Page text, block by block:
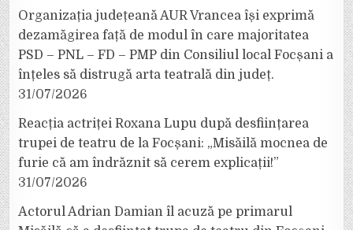
Organizația județeană AUR Vrancea își exprimă
dezamăgirea față de modul în care majoritatea
PSD – PNL – FD – PMP din Consiliul local Focșani a
înțeles să distrugă arta teatrală din județ.
31/07/2026
Reacția actriței Roxana Lupu după desființarea
trupei de teatru de la Focșani: „Misăilă mocnea de
furie că am îndrăznit să cerem explicații!”
31/07/2026
Actorul Adrian Damian îl acuză pe primarul